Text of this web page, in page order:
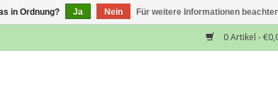
0 Artikel -
in Ordnung? Ja Nein Für weitere Informationen